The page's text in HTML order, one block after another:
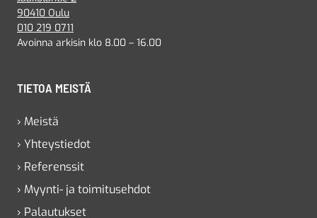
90410 Oulu
010 219 0711
Avoinna arkisin klo 8.00 – 16.00
TIETOA MEISTÄ
› Meistä
› Yhteystiedot
› Referenssit
› Myynti- ja toimitusehdot
› Palautukset